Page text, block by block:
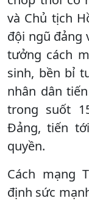
và Chủ tịch
đội ngũ đảng
tưởng cách
sinh, bền bỉ
nhân dân
trong suốt
Đảng, tiến
quyền.
Cách mạng
định sức